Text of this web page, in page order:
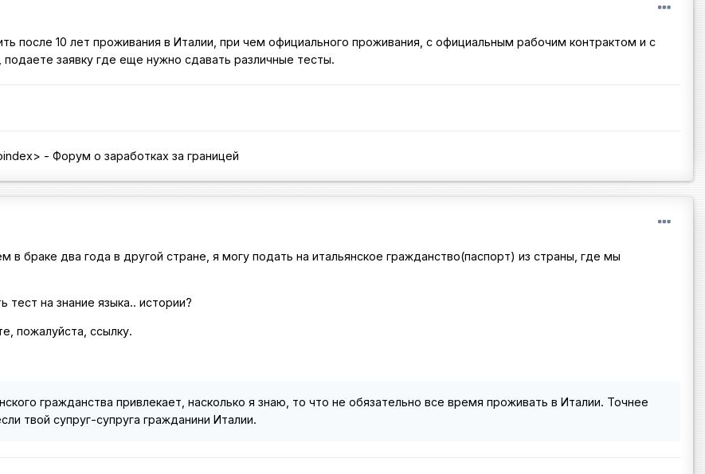
после 10 лет проживания в Италии, при чем официального проживания, с официальным рабочим контрактом и с
подаете заявку где еще нужно сдавать различные тесты.
- Форум о заработках за границей
в браке два года в другой стране, я могу подать на итальянское гражданство(паспорт) из страны, где мы
тест на знание языка.. истории?
пожалуйста, ссылку.
гражданства привлекает, насколько я знаю, то что не обязательно все время проживать в Италии. Точнее
твой супруг-cупруга гражданини Италии.